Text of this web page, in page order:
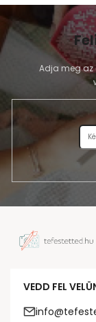
Adja meg az
VEDD FEL